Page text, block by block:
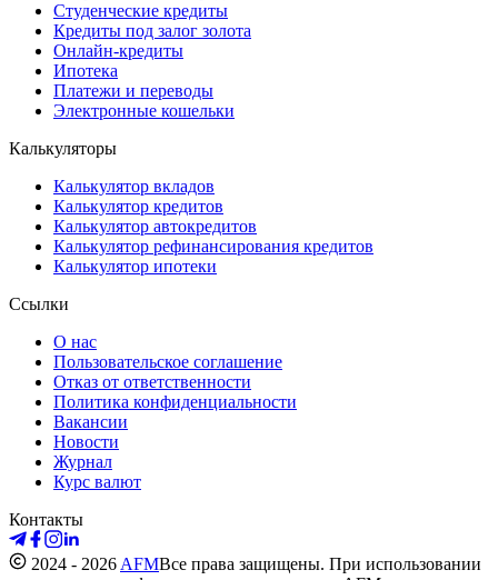
Студенческие кредиты
Кредиты под залог золота
Онлайн-кредиты
Ипотека
Платежи и переводы
Электронные кошельки
Калькуляторы
Калькулятор вкладов
Калькулятор кредитов
Калькулятор автокредитов
Калькулятор рефинансирования кредитов
Калькулятор ипотеки
Ссылки
О нас
Пользовательское соглашение
Отказ от ответственности
Политика конфиденциальности
Вакансии
Новости
Журнал
Курс валют
Контакты
2024 - 2026AFMВсе права защищены. При использовании